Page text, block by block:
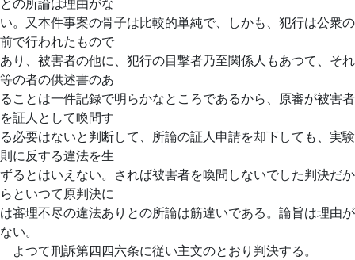
との所論は理由がな
い。又本件事案の骨子は比較的単純で、しかも、犯行は公衆の
前で行われたもので
あり、被害者の他に、犯行の目撃者乃至関係人もあつて、それ
等の者の供述書のあ
ることは一件記録で明らかなところであるから、原審が被害者
を証人として喚問す
る必要はないと判断して、所論の証人申請を却下しても、実験
則に反する違法を生
ずるとはいえない。されば被害者を喚問しないでした判決だか
らといつて原判決に
は審理不尽の違法ありとの所論は筋違いである。論旨は理由が
ない。
よつて刑訴第四四六条に従い主文のとおり判決する。